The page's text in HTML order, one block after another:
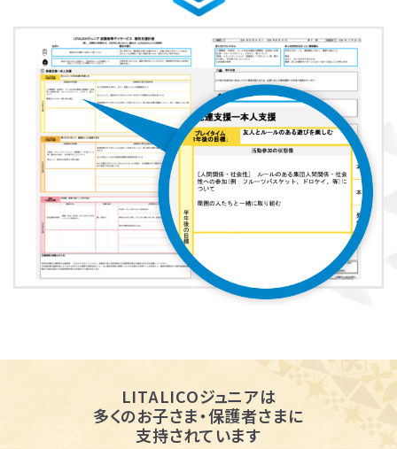
LITALICOジュニアは
多くのお子さま・保護者さまに
支持されています
プログラムは、講座を聞くだけでなく、テキストに書き込んでいただい
たり、保護者さまと講師とで対話したりしながら進めます。
受講時に学んだ内容を自宅に帰ってお子さまに実践していただき、そ
の結果を後日報告いただき振り返りしていきます。
お子さまにあった関わりを習慣的に実践していただけるように、座学
と実践の繰り返しで講師がサポートしていきます。